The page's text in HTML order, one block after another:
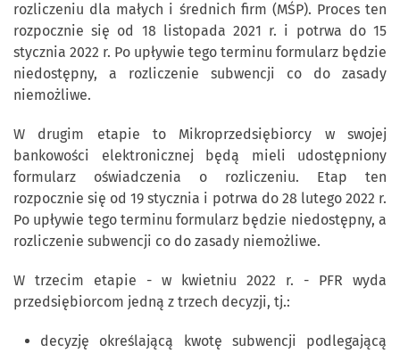
rozliczeniu dla małych i średnich firm (MŚP). Proces ten
rozpocznie się od 18 listopada 2021 r. i potrwa do 15
stycznia 2022 r. Po upływie tego terminu formularz będzie
niedostępny, a rozliczenie subwencji co do zasady
niemożliwe.
W drugim etapie to Mikroprzedsiębiorcy w swojej
bankowości elektronicznej będą mieli udostępniony
formularz oświadczenia o rozliczeniu. Etap ten
rozpocznie się od 19 stycznia i potrwa do 28 lutego 2022 r.
Po upływie tego terminu formularz będzie niedostępny, a
rozliczenie subwencji co do zasady niemożliwe.
W trzecim etapie - w kwietniu 2022 r. - PFR wyda
przedsiębiorcom jedną z trzech decyzji, tj.:
decyzję określającą kwotę subwencji podlegającą